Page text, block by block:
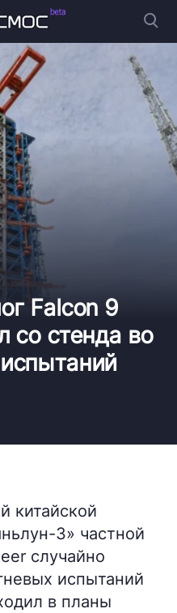
Falcon 9
со стенда во
китайской
3» частной
случайно
испытаний
в планы